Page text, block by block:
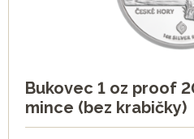
Bukovec 1 oz proof
mince (bez krabičky)